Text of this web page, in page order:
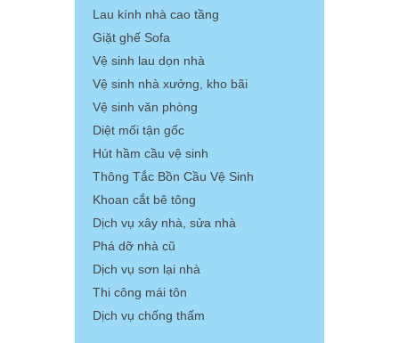
Lau kính nhà cao tầng
Giặt ghế Sofa
Vệ sinh lau dọn nhà
Vệ sinh nhà xưởng, kho bãi
Vệ sinh văn phòng
Diệt mối tận gốc
Hút hầm cầu vệ sinh
Thông Tắc Bồn Cầu Vệ Sinh
Khoan cắt bê tông
Dịch vụ xây nhà, sửa nhà
Phá dỡ nhà cũ
Dịch vụ sơn lại nhà
Thi công mái tôn
Dịch vụ chống thấm